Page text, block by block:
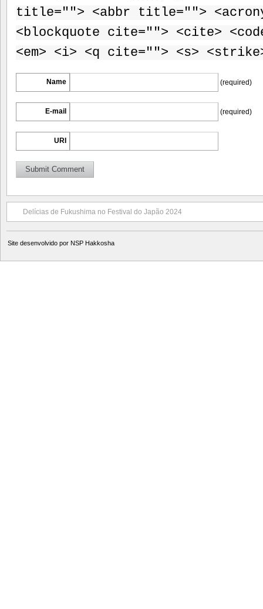
title=""> <abbr title="">
<blockquote cite=""> <cite>
<em> <i> <q cite=""> <s>
Name (required)
E-mail (required)
URI
Delícias de Fukushima no Festival do Japão 2024
Site desenvolvido por NSP Hakkosha